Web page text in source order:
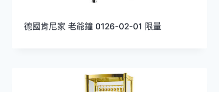
德國肯尼家 老爺鐘 0126-02-01 限量